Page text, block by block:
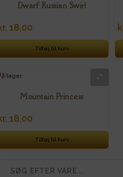
Dwarf Russian Swirl
18,00
Tilføj til kurv
lager
Mountain Princess
18,00
Tilføj til kurv